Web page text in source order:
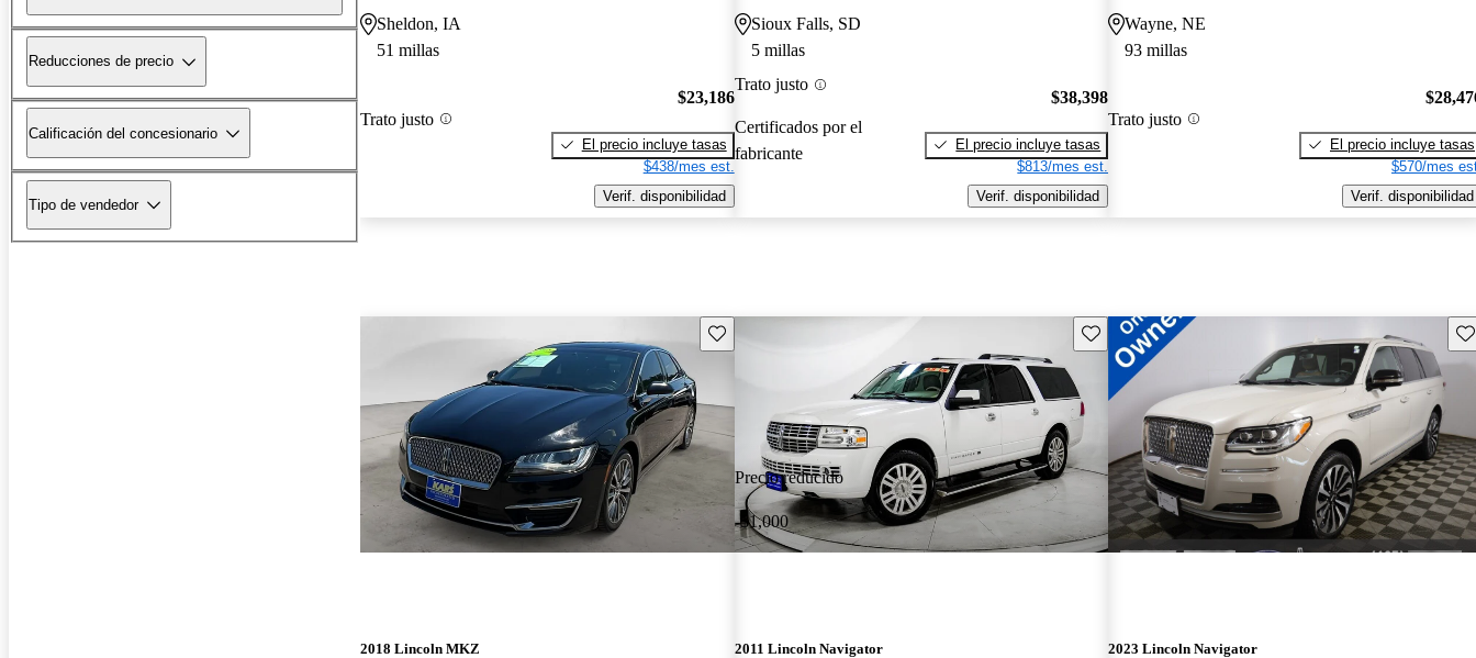
Reducciones de precio
Calificación del concesionario
Tipo de vendedor
Sheldon, IA
51 millas
Trato justo
$23,186
El precio incluye tasas
$438/mes est.
Verif. disponibilidad
Sioux Falls, SD
5 millas
Trato justo
Certificados por el
fabricante
$38,398
El precio incluye tasas
$813/mes est.
Verif. disponibilidad
Wayne, NE
93 millas
Trato justo
El precio incluye tasas
$570/mes
Verif. disponibilidad
Guarda este Aviso
2018 Lincoln MKZ
Precio reducido
-$1,000
Guarda este Aviso
2011 Lincoln Navigator 2023 Lincoln Navigator